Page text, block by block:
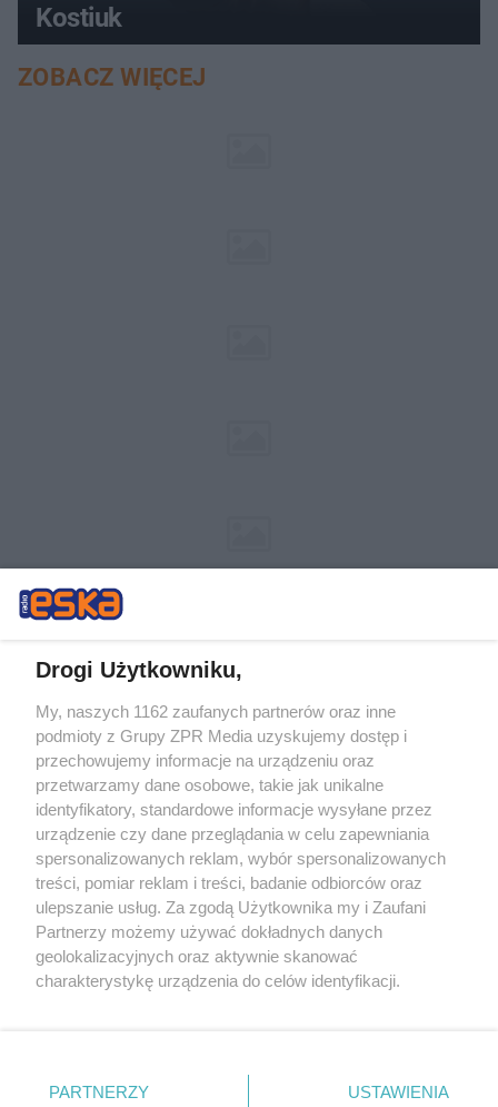
Kostiuk
ZOBACZ WIĘCEJ
Żaden utwór zamieszczony w serwisie nie może być powielany i
rozpowszechniany lub dalej rozpowszechniany w jakikolwiek sposób (w
tym także elektroniczny lub mechaniczny) na jakimkolwiek polu
eksploatacji w jakiejkolwiek formie, włącznie z umieszczaniem w
Internecie bez pisemnej zgody właściciela praw. Jakiekolwiek użycie lub
wykorzystanie utworów w całości lub w części z naruszeniem prawa,
tzn. bez właściwej zgody, jest zabronione pod groźbą kary i może być
ścigane prawnie.
Drogi Użytkowniku,
My, naszych 1162 zaufanych partnerów oraz inne
podmioty z Grupy ZPR Media uzyskujemy dostęp i
przechowujemy informacje na urządzeniu oraz
przetwarzamy dane osobowe, takie jak unikalne
identyfikatory, standardowe informacje wysyłane przez
urządzenie czy dane przeglądania w celu zapewniania
spersonalizowanych reklam, wybór spersonalizowanych
treści, pomiar reklam i treści, badanie odbiorców oraz
ulepszanie usług. Za zgodą Użytkownika my i Zaufani
Partnerzy możemy używać dokładnych danych
geolokalizacyjnych oraz aktywnie skanować
charakterystykę urządzenia do celów identyfikacji.
zmienić/wycofać klikając przycisk ustawień prywatności
PARTNERZY USTAWIENIA